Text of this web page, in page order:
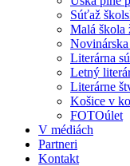
Súťaž
Malá škola
Novinárska
Literárna
Letný
Literárne
Košice v
FOTOúlet
V médiách
Partneri
Kontakt